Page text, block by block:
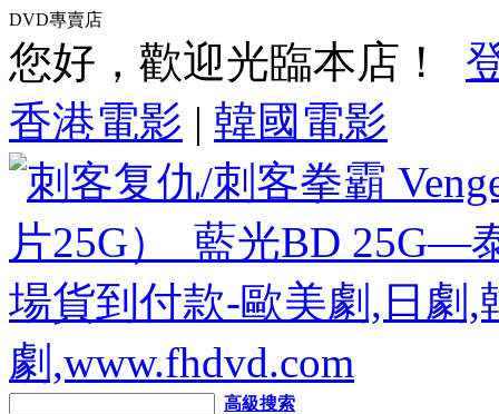
DVD專賣店
您好，歡迎光臨本店！
香港電影 | 韓國電影
高級搜索